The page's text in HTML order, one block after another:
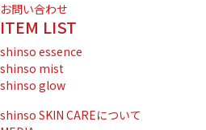
お問い合わせ
ITEM LIST
shinso essence
shinso mist
shinso glow
shinso SKIN CAREについて